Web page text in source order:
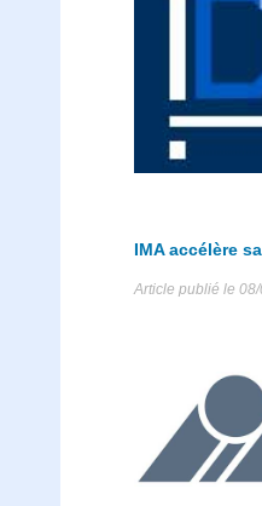
IMA accélère
Article publié le